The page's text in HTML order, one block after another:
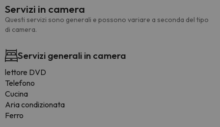
Servizi in camera
Questi servizi sono generali e possono variare a seconda del tipo
di camera.
Servizi generali in camera
lettore DVD
Telefono
Cucina
Aria condizionata
Ferro